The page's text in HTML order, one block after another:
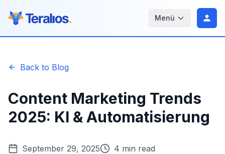
Menü
Back to Blog
Content Marketing Trends
2025: KI & Automatisierung
September 29, 2025
4 min read